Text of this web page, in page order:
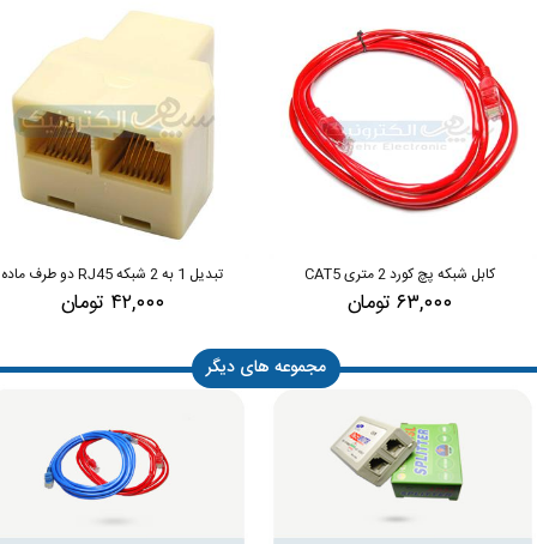
کابل شبکه پچ کورد 2 متری CAT5
۶۳,۰۰۰ تومان
تبدیل 1 به 2 شبکه RJ45 دو طرف ماده
۴۲,۰۰۰ تومان
مجموعه های دیگر